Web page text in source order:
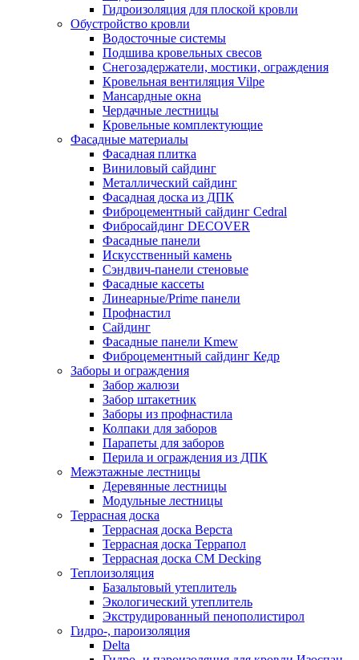
Гидроизоляция для плоской кровли
Обустройство кровли
Водосточные системы
Подшива кровельных свесов
Снегозадержатели, мостики, ограждения
Кровельная вентиляция Vilpe
Мансардные окна
Чердачные лестницы
Кровельные комплектующие
Фасадные материалы
Фасадная плитка
Виниловый сайдинг
Металлический сайдинг
Фасадная доска из ДПК
Фиброцементный сайдинг Cedral
Фибросайдинг DECOVER
Фасадные панели
Искусственный камень
Сэндвич-панели стеновые
Фасадные кассеты
Линеарные/Prime панели
Профнастил
Сайдинг
Фасадные панели Kmew
Фиброцементный сайдинг Кедр
Заборы и ограждения
Забор жалюзи
Забор штакетник
Заборы из профнастила
Колпаки для заборов
Парапеты для заборов
Перила и ограждения из ДПК
Межэтажные лестницы
Деревянные лестницы
Модульные лестницы
Террасная доска
Террасная доска Верста
Террасная доска Террапол
Террасная доска CM Decking
Теплоизоляция
Базальтовый утеплитель
Экологический утеплитель
Экструдированный пенополистирол
Гидро-, пароизоляция
Delta